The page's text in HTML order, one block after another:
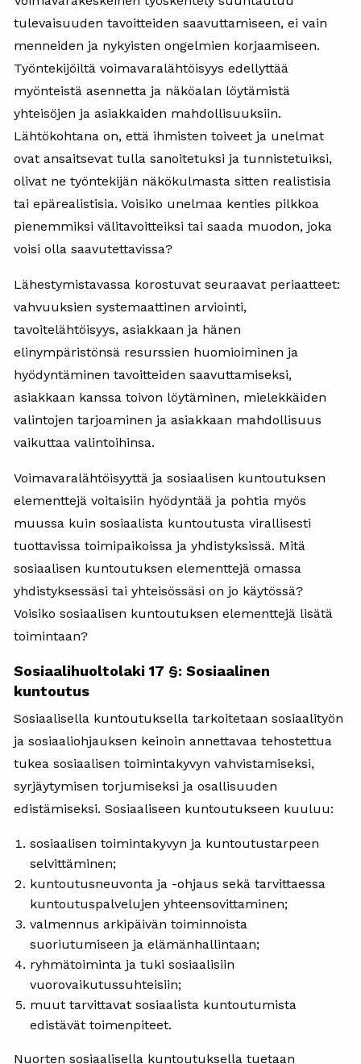
tulevaisuuden tavoitteiden saavuttamiseen, ei vain
menneiden ja nykyisten ongelmien korjaamiseen.
Työntekijöiltä voimavaralähtöisyys edellyttää
myönteistä asennetta ja näköalan löytämistä
yhteisöjen ja asiakkaiden mahdollisuuksiin.
Lähtökohtana on, että ihmisten toiveet ja unelmat
ovat ansaitsevat tulla sanoitetuksi ja tunnistetuiksi,
olivat ne työntekijän näkökulmasta sitten realistisia
tai epärealistisia. Voisiko unelmaa kenties pilkkoa
pienemmiksi välitavoitteiksi tai saada muodon, joka
voisi olla saavutettavissa?
Lähestymistavassa korostuvat seuraavat periaatteet:
vahvuuksien systemaattinen arviointi,
tavoitelähtöisyys, asiakkaan ja hänen
elinympäristönsä resurssien huomioiminen ja
hyödyntäminen tavoitteiden saavuttamiseksi,
asiakkaan kanssa toivon löytäminen, mielekkäiden
valintojen tarjoaminen ja asiakkaan mahdollisuus
vaikuttaa valintoihinsa.
Voimavaralähtöisyyttä ja sosiaalisen kuntoutuksen
elementtejä voitaisiin hyödyntää ja pohtia myös
muussa kuin sosiaalista kuntoutusta virallisesti
tuottavissa toimipaikoissa ja yhdistyksissä. Mitä
sosiaalisen kuntoutuksen elementtejä omassa
yhdistyksessäsi tai yhteisössäsi on jo käytössä?
Voisiko sosiaalisen kuntoutuksen elementtejä lisätä
toimintaan?
Sosiaalihuoltolaki 17 §: Sosiaalinen
kuntoutus
Sosiaalisella kuntoutuksella tarkoitetaan sosiaalityön
ja sosiaaliohjauksen keinoin annettavaa tehostettua
tukea sosiaalisen toimintakyvyn vahvistamiseksi,
syrjäytymisen torjumiseksi ja osallisuuden
edistämiseksi. Sosiaaliseen kuntoutukseen kuuluu:
sosiaalisen toimintakyvyn ja kuntoutustarpeen
selvittäminen;
kuntoutusneuvonta ja -ohjaus sekä tarvittaessa
kuntoutuspalvelujen yhteensovittaminen;
valmennus arkipäivän toiminnoista
suoriutumiseen ja elämänhallintaan;
ryhmätoiminta ja tuki sosiaalisiin
vuorovaikutussuhteisiin;
muut tarvittavat sosiaalista kuntoutumista
edistävät toimenpiteet.
Nuorten sosiaalisella kuntoutuksella tuetaan